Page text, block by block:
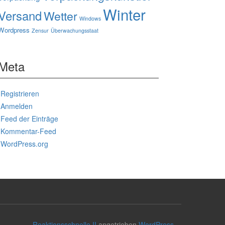
Wetter Windows Winter
Zensur Überwachungsstaat
Registrieren
Anmelden
Feed der Einträge
Kommentar-Feed
WordPress.org